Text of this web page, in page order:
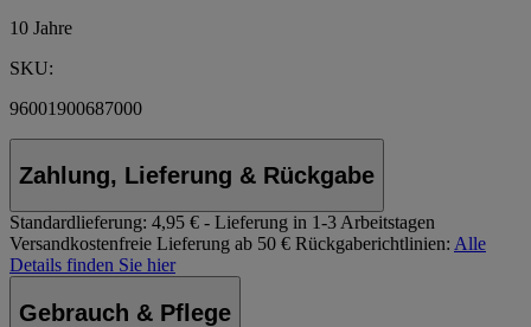
10 Jahre
SKU:
96001900687000
Zahlung, Lieferung & Rückgabe
Standardlieferung: 4,95 € - Lieferung in 1-3 Arbeitstagen
Versandkostenfreie Lieferung ab 50 € Rückgaberichtlinien: Alle
Details finden Sie hier
Gebrauch & Pflege